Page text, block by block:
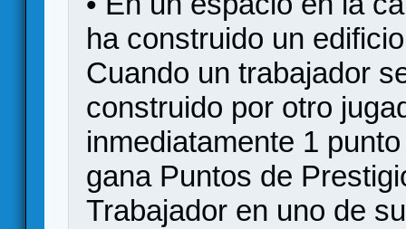
ha construido un
Cuando un trabajador
construido por otro
inmediatamente 1
gana Puntos de
Trabajador en uno de